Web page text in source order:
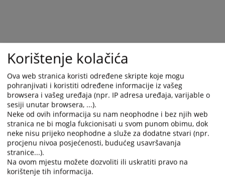
Korištenje kolačića
Ova web stranica koristi određene skripte koje mogu
pohranjivati i koristiti određene informacije iz vašeg
browsera i vašeg uređaja (npr. IP adresa uređaja, varijable o
sesiji unutar browsera, ...).
Neke od ovih informacija su nam neophodne i bez njih web
stranica ne bi mogla fukcionisati u svom punom obimu, dok
neke nisu prijeko neophodne a služe za dodatne stvari (npr.
procjenu nivoa posjećenosti, budućeg usavršavanja
stranice...).
Na ovom mjestu možete dozvoliti ili uskratiti pravo na
korištenje tih informacija.